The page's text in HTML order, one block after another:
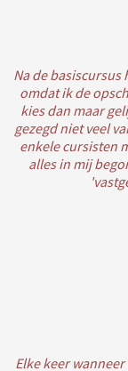
Na de basiscursus
omdat ik de
kies dan maar
gezegd niet veel
enkele cursisten
alles in mij
Elke keer